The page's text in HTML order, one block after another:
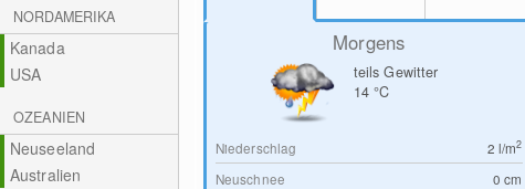
NORDAMERIKA
Kanada
USA
OZEANIEN
Neuseeland
Australien
Morgens
teils Gewitter
14°C
Niederschlag 2 l/m2
Neuschnee 0cm